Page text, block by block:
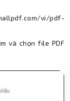
vi/pdf-
và chọn file PDF